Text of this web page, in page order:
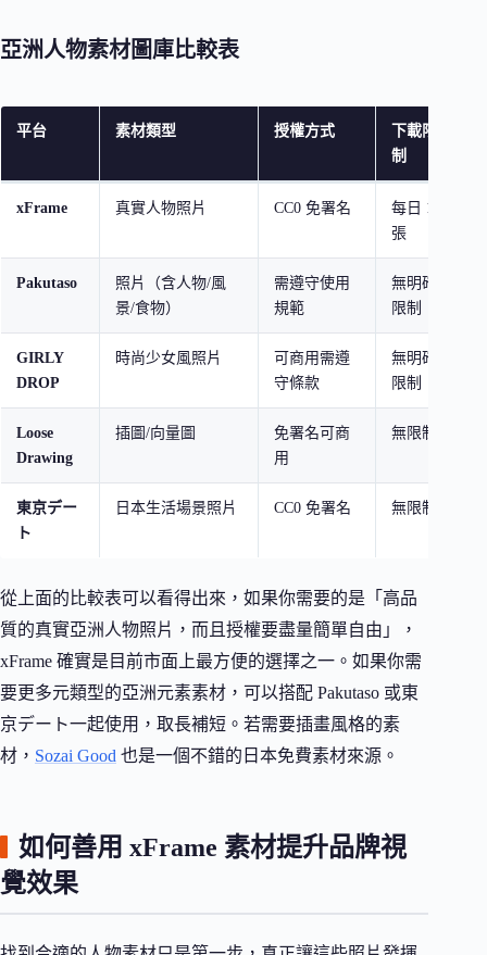
亞洲人物素材圖庫比較表
平台 素材類型 授權方式
下載限
制
xFrame 真實人物照片 CC0 免署名
每日 10
張
Pakutaso
照片（含人物/風
景/食物）
需遵守使用
規範
無明確
限制
GIRLY
DROP
時尚少女風照片
可商用需遵
守條款
無明確
限制
Loose
Drawing
插圖/向量圖
免署名可商
用
無限制
東京デー
ト
日本生活場景照片 CC0 免署名 無限制
從上面的比較表可以看得出來，如果你需要的是「高品
質的真實亞洲人物照片，而且授權要盡量簡單自由」，
xFrame 確實是目前市面上最方便的選擇之一。如果你需
要更多元類型的亞洲元素素材，可以搭配 Pakutaso 或東
京デート一起使用，取長補短。若需要插畫風格的素
材， Sozai Good 也是一個不錯的日本免費素材來源。
如何善用 xFrame 素材提升品牌視
覺效果